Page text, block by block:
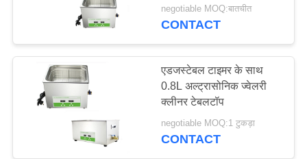
हमारे
मोटर वाहन अल्ट्रासोनिक
क्लीनर
104
बाथ क्लीनर
negotiable MOQ:बातचीत
CONTACT
एडजस्टेबल टाइमर के साथ
0.8L अल्ट्रासोनिक ज्वेलरी
क्लीनर टेबलटॉप
negotiable MOQ:1 टुकड़ा
CONTACT